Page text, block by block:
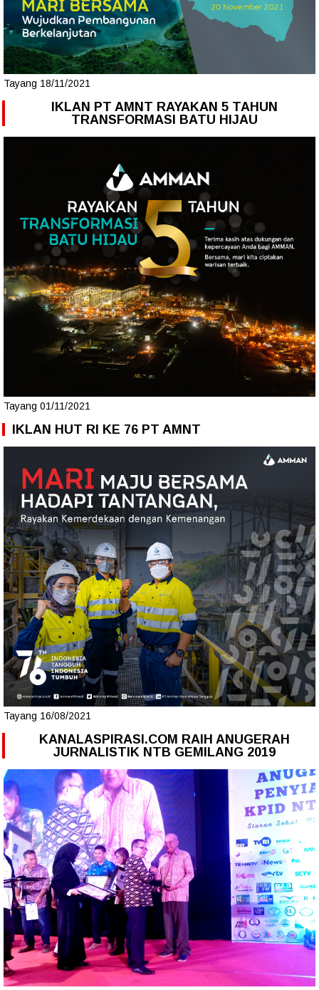
Tayang 18/11/2021
IKLAN PT AMNT RAYAKAN 5 TAHUN
TRANSFORMASI BATU HIJAU
Tayang 01/11/2021
IKLAN HUT RI KE 76 PT AMNT
Tayang 16/08/2021
KANALASPIRASI.COM RAIH ANUGERAH
JURNALISTIK NTB GEMILANG 2019